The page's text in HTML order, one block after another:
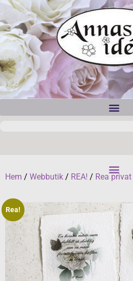
Hem / Webbutik / REA! / Rea privat
Rea!